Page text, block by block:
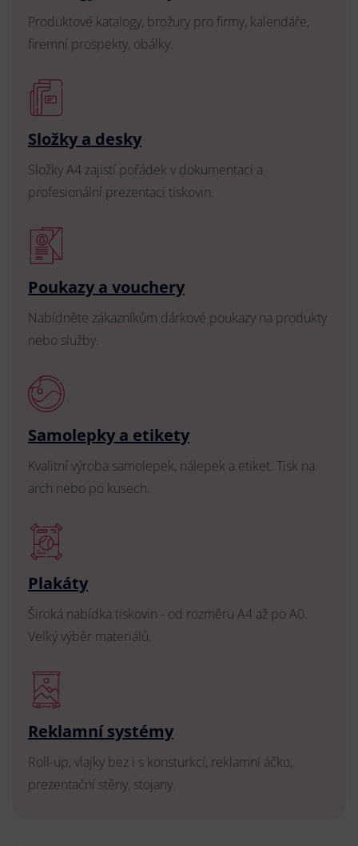
Produktové katalogy, brožury pro firmy, kalendáře,
firemní prospekty, obálky.
Složky a desky
Složky A4 zajistí pořádek v dokumentaci a
profesionální prezentaci tiskovin.
Poukazy a vouchery
Nabídněte zákazníkům dárkové poukazy na produkty
nebo služby.
Samolepky a etikety
Kvalitní výroba samolepek, nálepek a etiket. Tisk na
arch nebo po kusech.
Plakáty
Široká nabídka tiskovin - od rozměru A4 až po A0.
Velký výběr materiálů.
Reklamní systémy
Roll-up, vlajky bez i s konsturkcí, reklamní áčko,
prezentační stěny, stojany.